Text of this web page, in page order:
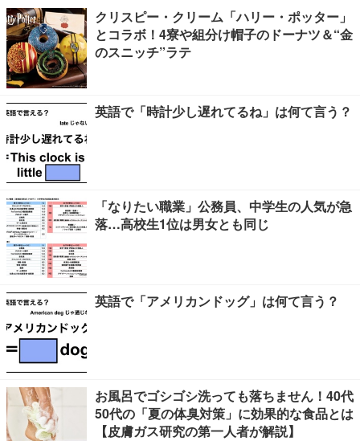
クリスピー・クリーム「ハリー・ポッター」
とコラボ！4寮や組分け帽子のドーナツ＆“金
のスニッチ”ラテ
英語で「時計少し遅れてるね」は何て言う？
「なりたい職業」公務員、中学生の人気が急
落…高校生1位は男女とも同じ
英語で「アメリカンドッグ」は何て言う？
お風呂でゴシゴシ洗っても落ちません！40代
50代の「夏の体臭対策」に効果的な食品とは
【皮膚ガス研究の第一人者が解説】